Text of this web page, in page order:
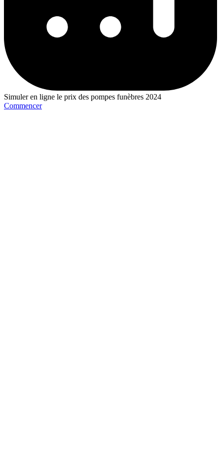
Simuler en ligne le prix des pompes funèbres 2024
Commencer